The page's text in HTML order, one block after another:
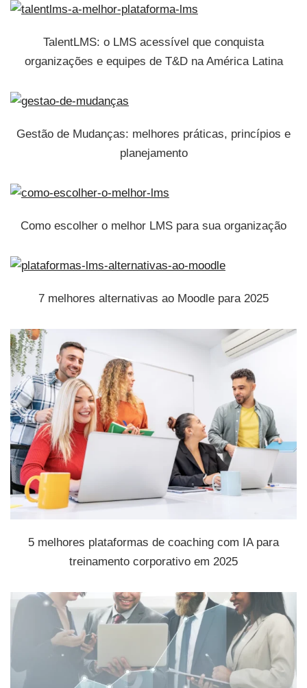
TalentLMS: o LMS acessível que conquista
organizações e equipes de T&D na América Latina
Gestão de Mudanças: melhores práticas, princípios e
planejamento
Como escolher o melhor LMS para sua organização
7 melhores alternativas ao Moodle para 2025
5 melhores plataformas de coaching com IA para
treinamento corporativo em 2025